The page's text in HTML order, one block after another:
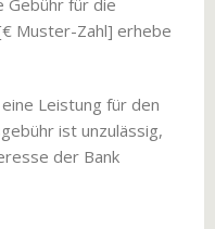
Gebühr für die
Muster-Zahl] erhebe
Leistung für den
ist unzulässig,
der Bank